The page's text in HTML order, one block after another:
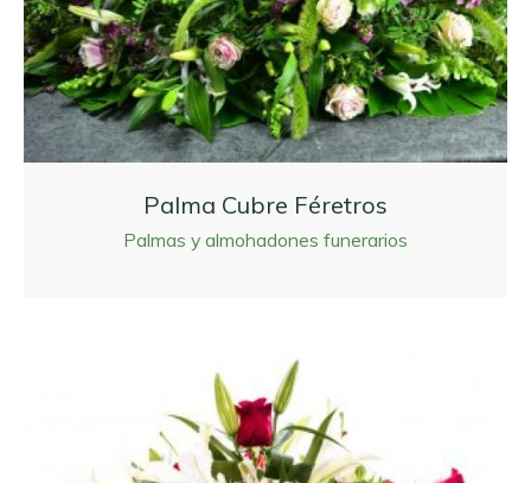
Palma Cubre Féretros
Palmas y almohadones funerarios